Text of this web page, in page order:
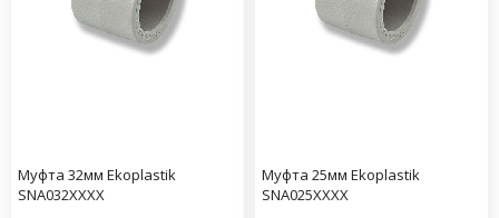
Муфта 32мм Ekoplastik
SNA032XXXX
Муфта 25мм Ekoplastik
SNA025XXXX